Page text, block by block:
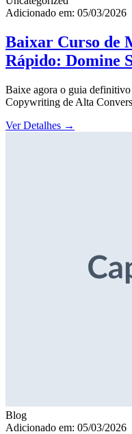
Adicionado em: 05/03/2026
Baixar Curso de
Rápido: Domine
Baixe agora o guia
Copywriting de Alta
Ver Detalhes →
Blog
Adicionado em: 05/03/2026